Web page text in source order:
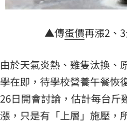
三立iNEWS新聞台線上直播
理想混蛋號召粉絲跨海追星吃美
▲傳蛋價再漲2、
由於天氣炎熱、雞隻汰換、
學在即，待學校營養午餐恢
26日開會討論，估計每台斤
漲，只是有「上層」施壓，